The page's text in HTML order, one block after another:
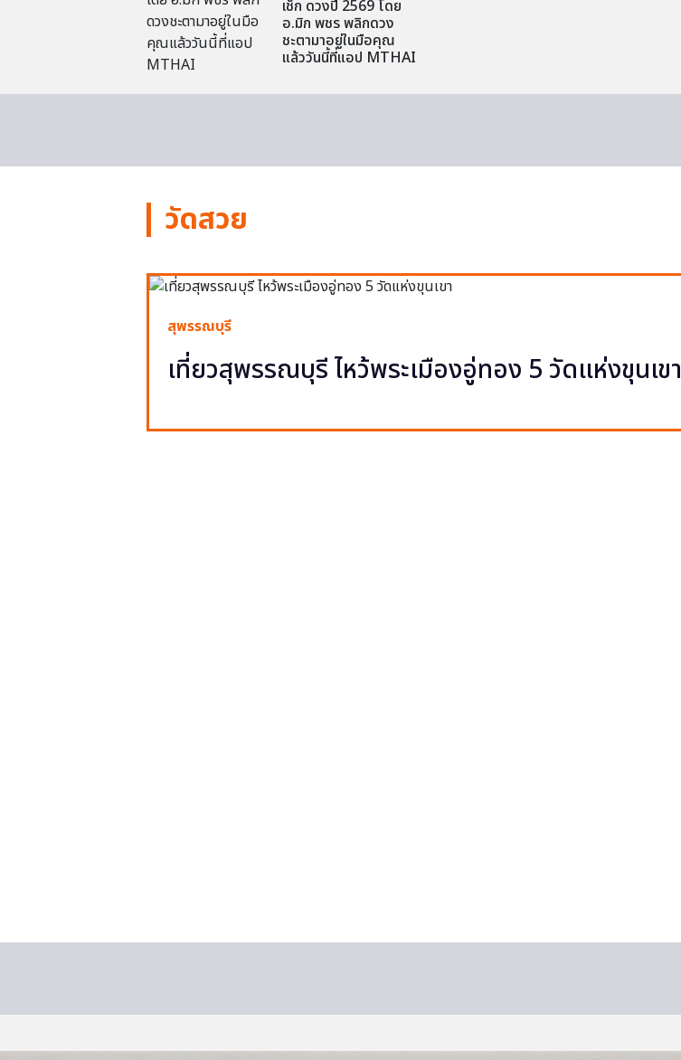
เช็ก ดวงปี 2569 โดย
อ.มิก พชร พลิกดวง
ชะตามาอยู่ในมือคุณ
แล้ววันนี้ที่แอป MTHAI
วัดสวย
สุพรรณบุรี
เที่ยวสุพรรณบุรี ไหว้พระเมืองอู่ทอง 5 วัดแห่งขุนเขา